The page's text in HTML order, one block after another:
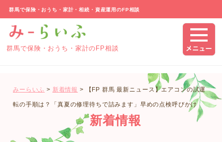
群馬で保険・おうち・家計・相続・資産運用のFP相談
群馬で保険・おうち・家計のFP相談
みーらいふ > 新着情報 > 【FP 群馬 最新ニュース】エアコンの試運
転の手順は？「真夏の修理待ちで詰みます」早めの点検呼びかけ
新着情報